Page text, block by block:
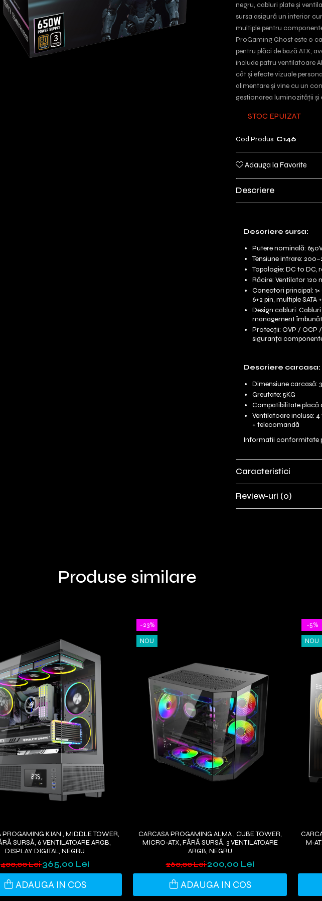
negru, cabluri plate și
sursa asigură un interior
multiple pentru
ProGaming Ghost este o
pentru plăci de bază ATX,
include patru ventilatoare
cât și efecte vizuale
alimentare și vine cu un
gestionarea luminozității și
STOC EPUIZAT
Cod Produs: C146
Adauga la Favorite
Descriere
Descriere sursa:
Putere nominală:
Tensiune intrare:
Topologie: DC to DC,
Răcire: Ventilator
Conectori principal: 1×
6+2 pin, multiple SATA
Design cabluri:
management
Protecții: OVP / OCP
siguranța
Descriere carcasa:
Dimensiune carcasă:
Greutate: 5KG
Compatibilitate placă
Ventilatoare incluse:
+ telecomandă
Informatii conformitate
Caracteristici
Review-uri (0)
Produse similare
PROGAMING KIAN , MIDDLE TOWER,
SURSĂ, 6 VENTILATOARE ARGB,
DISPLAY DIGITAL, NEGRU
400,00 Lei365,00 Lei
ADAUGA IN COS
-23%
NOU
CARCASA PROGAMING ALMA , CUBE TOWER,
MICRO-ATX, FĂRĂ SURSĂ, 3 VENTILATOARE
ARGB, NEGRU
260,00 Lei200,00 Lei
ADAUGA IN COS
-5%
NOU
M-